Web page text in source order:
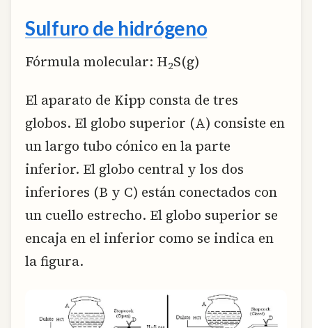
Sulfuro de hidrógeno
Fórmula molecular: H2S(g)
El aparato de Kipp consta de tres
globos. El globo superior (A) consiste en
un largo tubo cónico en la parte
inferior. El globo central y los dos
inferiores (B y C) están conectados con
un cuello estrecho. El globo superior se
encaja en el inferior como se indica en
la figura.